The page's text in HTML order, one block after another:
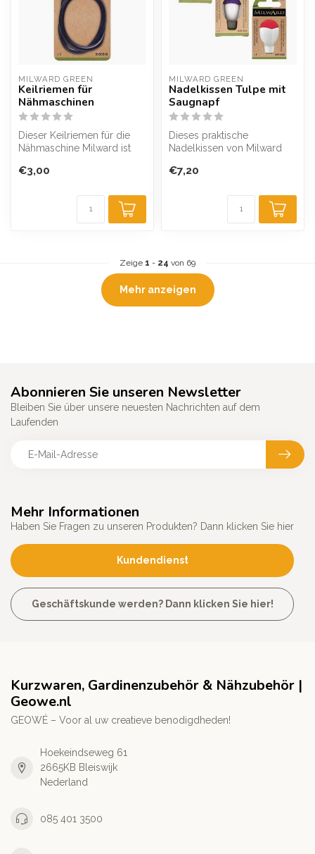
MILWARD GREEN
Keilriemen für
Nähmaschinen
Dieser Keilriemen für die
Nähmaschine Milward ist
de...
€3,00
MILWARD GREEN
Nadelkissen Tulpe mit
Saugnapf
Dieses praktische
Nadelkissen von Milward
Unterseite, ...
€7,20
Zeige 1 - 24 von 69
Mehr anzeigen
Mehr Informationen
Haben Sie Fragen zu unseren Produkten? Dann klicken Sie hier
Kundendienst
Geschäftskunde werden? Dann klicken Sie hier!
Abonnieren Sie unseren Newsletter
Bleiben Sie über unsere neuesten Nachrichten auf dem
Laufenden
Kurzwaren, Gardinenzubehör & Nähzubehör |
Geowe.nl
GEOWÉ – Voor al uw creatieve benodigdheden!
Hoekeindseweg 61
2665KB Bleiswijk
Nederland
085 401 3500